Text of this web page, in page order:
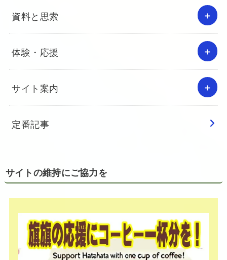
資料と思索
体験・応援
サイト案内
定番記事
サイトの維持にご協力を